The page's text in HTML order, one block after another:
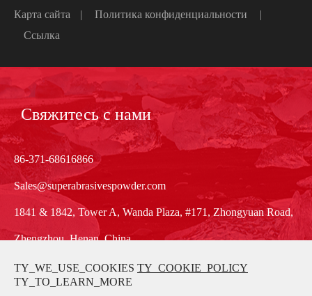
Карта сайта
| Политика конфиденциальности
|
Ссылка
Свяжитесь с нами
86-371-68616866
Sales@superabrasivespowder.com
1841 & 1842, Tower A, Wanda Plaza, #171, Zhongyuan Road,
Zhengzhou, Henan, China
TY_WE_USE_COOKIES TY_COOKIE_POLICY
TY_TO_LEARN_MORE